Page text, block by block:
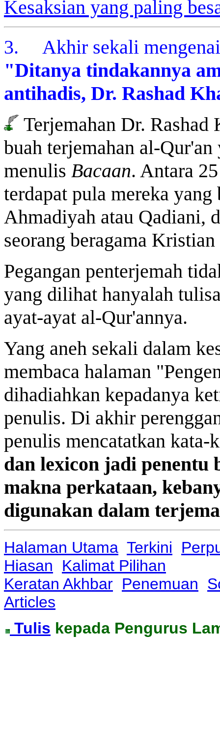
Kesaksian yang paling
3. Akhir sekali mengenai
"Ditanya tindakannya
antihadis, Dr. Rashad
Terjemahan Dr. Rashad
buah terjemahan al-
menulis Bacaan. Antara
terdapat pula mereka
Ahmadiyah atau Qadiani,
seorang beragama
Pegangan penterjemah
yang dilihat hanyalah
ayat-ayat al-Qur'annya.
Yang aneh sekali dalam
membaca halaman
dihadiahkan kepadanya
penulis. Di akhir
penulis mencatatkan kata-
dan lexicon jadi penentu
makna perkataan,
digunakan dalam
Halaman Utama Terkini
Hiasan
Kalimat Pilihan
Keratan Akhbar Penemuan
Articles
Tulis kepada Pengurus